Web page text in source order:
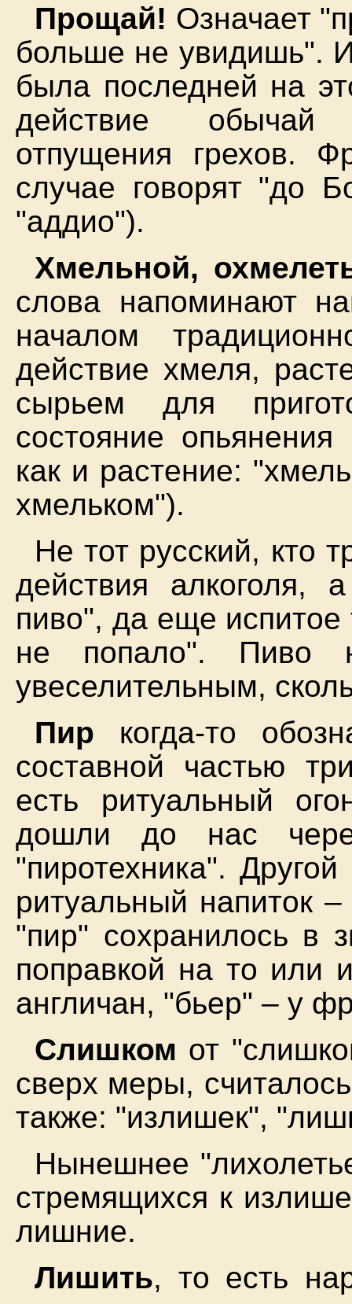
Прощай! Означает
больше не увидишь".
была последней на
действие обычай
отпущения грехов.
случае говорят "до
"аддио").
Хмельной,
слова напоминают
началом
действие хмеля,
сырьем для
состояние
как и растение:
хмельком").
Не тот русский, кто
действия алкоголя,
пиво", да еще испитое
не попало". Пиво
увеселительным,
Пир когда-то
составной частью
есть ритуальный
дошли до нас
"пиротехника".
ритуальный напиток
"пир" сохранилось в
поправкой на то или
англичан, "бьер" – у
Слишком от
сверх меры,
также: "излишек",
Нынешнее
стремящихся к
лишние.
Лишить, то есть